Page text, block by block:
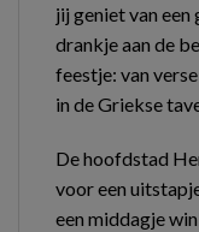
jij geniet van
drankje aan de
feestje: van
in de Griekse
De hoofdstad
voor een
een middagje